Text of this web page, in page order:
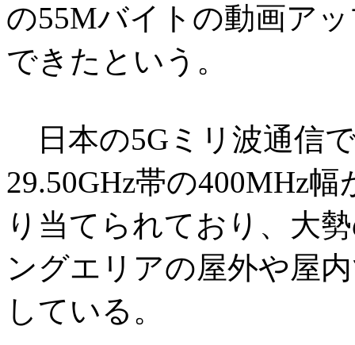
の55Mバイトの動画ア
できたという。
日本の5Gミリ波通信
29.50GHz帯の400MHz
り当てられており、大
ングエリアの屋外や屋
している。